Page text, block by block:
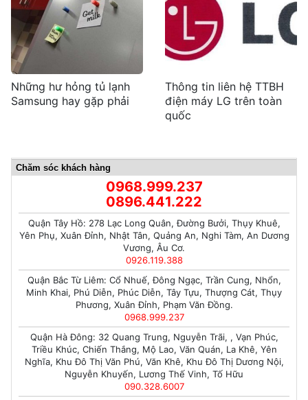
Những hư hỏng tủ lạnh
Samsung hay gặp phải
Thông tin liên hệ TTBH
điện máy LG trên toàn
quốc
Chăm sóc khách hàng
0968.999.237
0896.441.222
Quận Tây Hồ: 278 Lạc Long Quân, Đường Bưởi, Thụy Khuê,
Yên Phụ, Xuân Đỉnh, Nhật Tân, Quảng An, Nghi Tàm, An Dương
Vương, Âu Cơ.
0926.119.388
Quận Bắc Từ Liêm: Cổ Nhuế, Đông Ngạc, Trần Cung, Nhổn,
Minh Khai, Phú Diễn, Phúc Diễn, Tây Tựu, Thượng Cát, Thụy
Phương, Xuân Đỉnh, Phạm Văn Đồng.
0968.999.237
Quận Hà Đông: 32 Quang Trung, Nguyễn Trãi, , Vạn Phúc,
Triều Khúc, Chiến Thắng, Mộ Lao, Văn Quán, La Khê, Yên
Nghĩa, Khu Đô Thị Văn Phú, Văn Khê, Khu Đô Thị Dương Nội,
Nguyễn Khuyến, Lương Thế Vinh, Tố Hữu
090.328.6007